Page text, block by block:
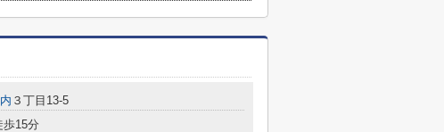
３丁目13-5
歩15分